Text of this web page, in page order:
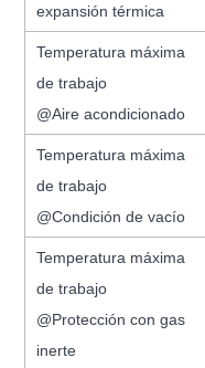
expansión térmica
Temperatura máxima
de trabajo
@Aire acondicionado
Temperatura máxima
de trabajo
@Condición de vacío
Temperatura máxima
de trabajo
@Protección con gas
inerte